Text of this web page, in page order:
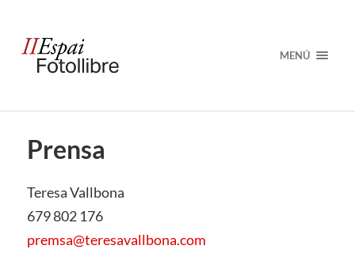
MENÚ
Prensa
Teresa Vallbona
679 802 176
premsa@teresavallbona.com